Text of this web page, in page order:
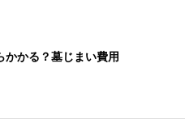
が出てしまって、咳き込みす
で、苦しそうにしていまし
せるようになっていたころに
せないということもありまし
かかる？墓じまい費用